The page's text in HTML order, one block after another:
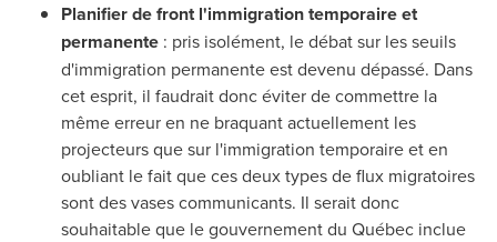
Planifier de front l'immigration temporaire et
permanente : pris isolément, le débat sur les seuils
d'immigration permanente est devenu dépassé. Dans
cet esprit, il faudrait donc éviter de commettre la
même erreur en ne braquant actuellement les
projecteurs que sur l'immigration temporaire et en
oubliant le fait que ces deux types de flux migratoires
sont des vases communicants. Il serait donc
souhaitable que le gouvernement du Québec inclue